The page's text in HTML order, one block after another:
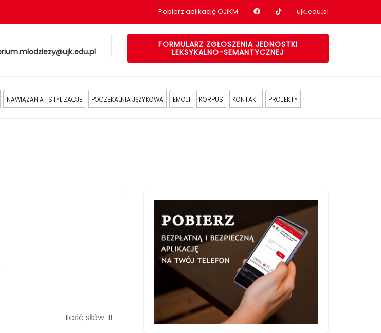
Pobierz aplikację OJiKM Nasz profil na Facebook
Nasz profil na tiktok
ujk.edu.pl
FORMULARZ ZGŁOSZENIA JEDNOSTKI
LEKSYKALNO-SEMANTYCZNEJ
NAWIĄZANIA I STYLIZACJE POCZEKALNIA JĘZYKOWA EMOJI KORPUS KONTAKT PROJEKTY
Ilość słów: 11